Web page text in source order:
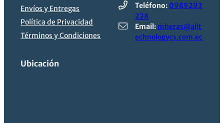
Envíos y Entregas
Política de Privacidad
Términos y Condiciones
Teléfono: 0989293
228
Email: mheras@allt
echnologycs.com.ec
Ubicación